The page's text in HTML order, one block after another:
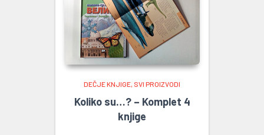
DEČJE KNJIGE SVI PROIZVODI
Koliko su…? – Komplet 4
knjige